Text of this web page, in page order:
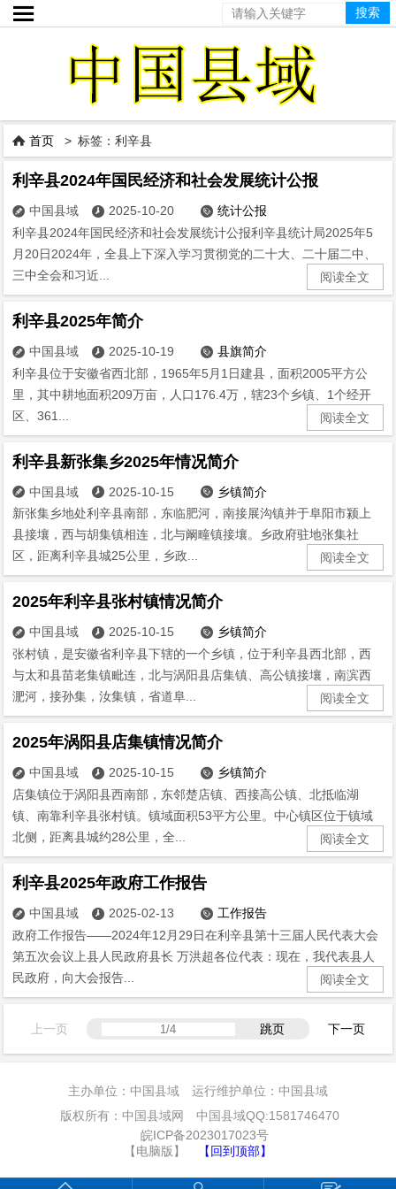

 首页 > 标签：利辛县
利辛县2024年国民经济和社会发展统计公报
 中国县域  2025-10-20  统计公报
利辛县2024年国民经济和社会发展统计公报利辛县统计局2025年5
月20日2024年，全县上下深入学习贯彻党的二十大、二十届二中、
三中全会和习近...
阅读全文
利辛县2025年简介
 中国县域  2025-10-19  县旗简介
利辛县位于安徽省西北部，1965年5月1日建县，面积2005平方公
里，其中耕地面积209万亩，人口176.4万，辖23个乡镇、1个经开
区、361...
阅读全文
利辛县新张集乡2025年情况简介
 中国县域  2025-10-15  乡镇简介
新张集乡地处利辛县南部，东临肥河，南接展沟镇并于阜阳市颍上
县接壤，西与胡集镇相连，北与阚疃镇接壤。乡政府驻地张集社
区，距离利辛县城25公里，乡政...
阅读全文
2025年利辛县张村镇情况简介
 中国县域  2025-10-15  乡镇简介
张村镇，是安徽省利辛县下辖的一个乡镇，位于利辛县西北部，西
与太和县苗老集镇毗连，北与涡阳县店集镇、高公镇接壤，南滨西
淝河，接孙集，汝集镇，省道阜...
阅读全文
2025年涡阳县店集镇情况简介
 中国县域  2025-10-15  乡镇简介
店集镇位于涡阳县西南部，东邻楚店镇、西接高公镇、北抵临湖
镇、南靠利辛县张村镇。镇域面积53平方公里。中心镇区位于镇域
北侧，距离县城约28公里，全...
阅读全文
利辛县2025年政府工作报告
 中国县域  2025-02-13  工作报告
政府工作报告——2024年12月29日在利辛县第十三届人民代表大会
第五次会议上县人民政府县长 万洪超各位代表：现在，我代表县人
民政府，向大会报告...
阅读全文
上一页 跳页 下一页
主办单位：中国县域 运行维护单位：中国县域
版权所有：中国县域网 中国县域QQ:1581746470
皖ICP备2023017023号
【电脑版】
【回到顶部】